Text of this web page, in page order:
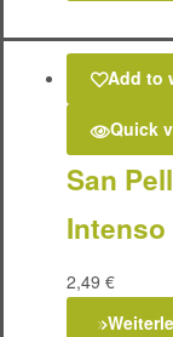
Add to
Quick
San
Intenso
2,49 €